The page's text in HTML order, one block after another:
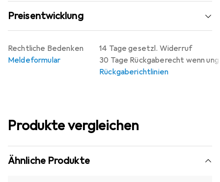
Preisentwicklung
14 Tage gesetzl. Widerruf
30 Tage Rückgaberecht wenn
Rückgaberichtlinien
Rechtliche Bedenken
Meldeformular
Produkte vergleichen
Ähnliche Produkte